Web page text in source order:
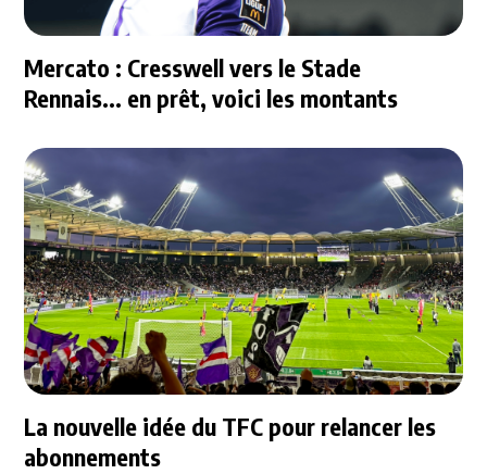
Mercato : Cresswell vers le Stade
Rennais... en prêt, voici les montants
La nouvelle idée du TFC pour relancer les
abonnements